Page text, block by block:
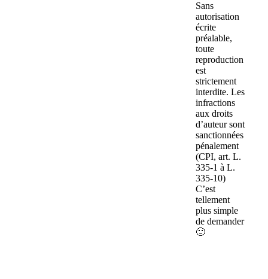
Sans
autorisation
écrite
préalable,
toute
reproduction
est
strictement
interdite. Les
infractions
aux droits
d’auteur sont
sanctionnées
pénalement
(CPI, art. L.
335-1 à L.
335-10)
C’est
tellement
plus simple
de demander
🙂